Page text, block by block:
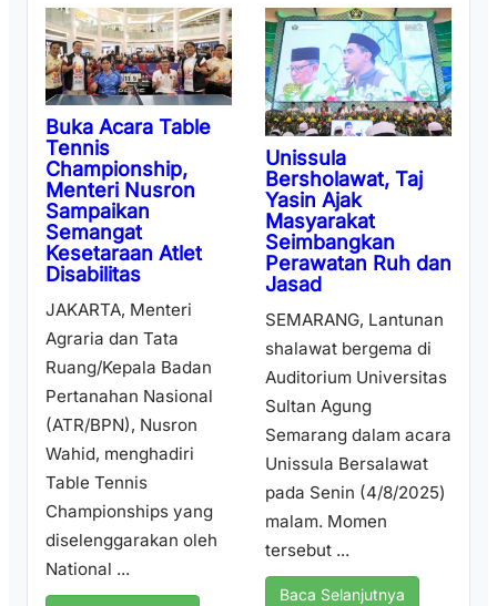
Buka Acara Table
Tennis
Championship,
Menteri Nusron
Sampaikan
Semangat
Kesetaraan Atlet
Disabilitas
JAKARTA, Menteri
Agraria dan Tata
Ruang/Kepala Badan
Pertanahan Nasional
(ATR/BPN), Nusron
Wahid, menghadiri
Table Tennis
Championships yang
diselenggarakan oleh
National ...
Unissula
Bersholawat, Taj
Yasin Ajak
Masyarakat
Seimbangkan
Perawatan Ruh dan
Jasad
SEMARANG, Lantunan
shalawat bergema di
Auditorium Universitas
Sultan Agung
Semarang dalam acara
Unissula Bersalawat
pada Senin (4/8/2025)
malam. Momen
tersebut ...
Baca Selanjutnya